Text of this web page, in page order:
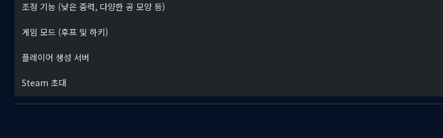
조정 기능 (낮은 중력, 다양한 공 모양 등)
게임 모드 (후프 및 하키)
플레이어 생성 서버
Steam 초대